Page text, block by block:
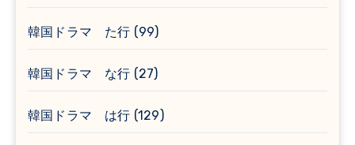
韓国ドラマ た行 (99)
韓国ドラマ な行 (27)
韓国ドラマ は行 (129)